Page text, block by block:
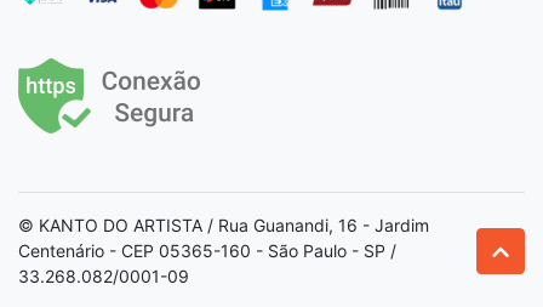
© KANTO DO ARTISTA / Rua Guanandi, 16 - Jardim
Centenário - CEP 05365-160 - São Paulo - SP /
33.268.082/0001-09